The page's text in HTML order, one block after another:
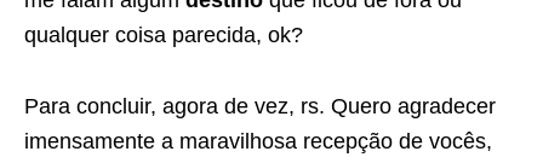
qualquer coisa parecida, ok?
Para concluir, agora de vez, rs. Quero agradecer
imensamente a maravilhosa recepção de vocês,